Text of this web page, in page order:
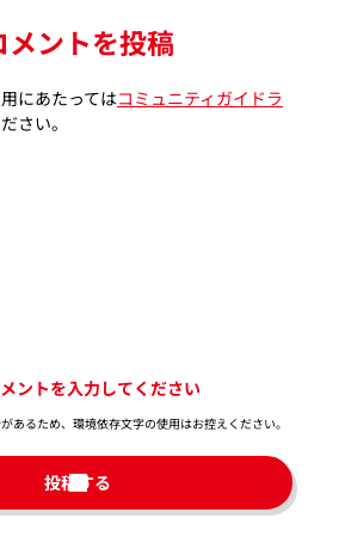
メントを投稿
にあたってはコミュニティガイドラ
さい。
ントを入力してください
あるため、環境依存文字の使用はお控えください。​
投稿する